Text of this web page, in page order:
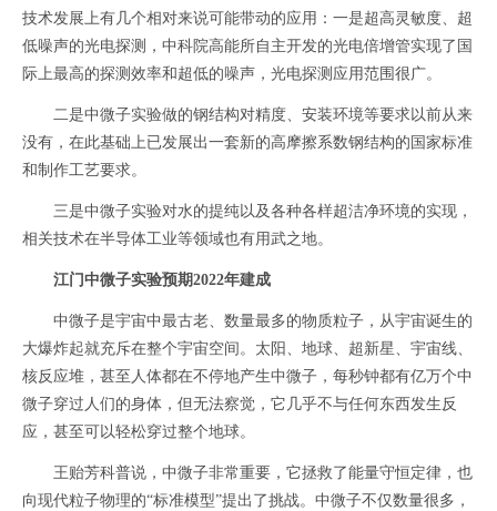
技术发展上有几个相对来说可能带动的应用：一是超高灵敏度、超
低噪声的光电探测，中科院高能所自主开发的光电倍增管实现了国
际上最高的探测效率和超低的噪声，光电探测应用范围很广。
二是中微子实验做的钢结构对精度、安装环境等要求以前从来
没有，在此基础上已发展出一套新的高摩擦系数钢结构的国家标准
和制作工艺要求。
三是中微子实验对水的提纯以及各种各样超洁净环境的实现，
相关技术在半导体工业等领域也有用武之地。
江门中微子实验预期2022年建成
中微子是宇宙中最古老、数量最多的物质粒子，从宇宙诞生的
大爆炸起就充斥在整个宇宙空间。太阳、地球、超新星、宇宙线、
核反应堆，甚至人体都在不停地产生中微子，每秒钟都有亿万个中
微子穿过人们的身体，但无法察觉，它几乎不与任何东西发生反
应，甚至可以轻松穿过整个地球。
王贻芳科普说，中微子非常重要，它拯救了能量守恒定律，也
向现代粒子物理的“标准模型”提出了挑战。中微子不仅数量很多，